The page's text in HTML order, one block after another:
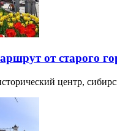
от старого
центр,